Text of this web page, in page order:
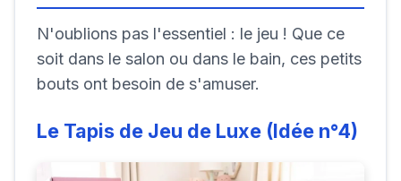
N'oublions pas l'essentiel : le jeu ! Que ce
soit dans le salon ou dans le bain, ces petits
bouts ont besoin de s'amuser.
Le Tapis de Jeu de Luxe (Idée n°4)